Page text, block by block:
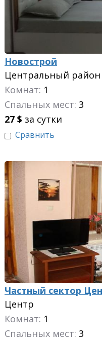
Новострой
Центральный район
Комнат: 1
Спальных мест: 3
27 $ за сутки
Сравнить
Частный сектор
Центр
Комнат: 1
Спальных мест: 3